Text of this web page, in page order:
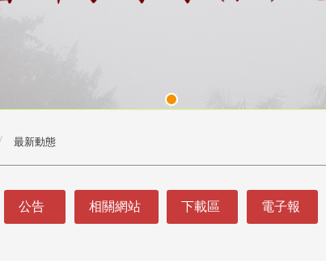
最新動態
公告 相關網站 下載區 電子報